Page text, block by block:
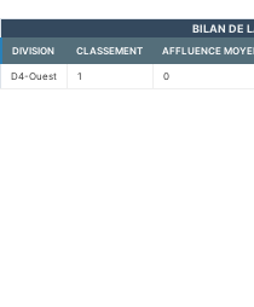
BILAN DE
DIVISION CLASSEMENT AFFLUENCE
D4-Ouest 1 0